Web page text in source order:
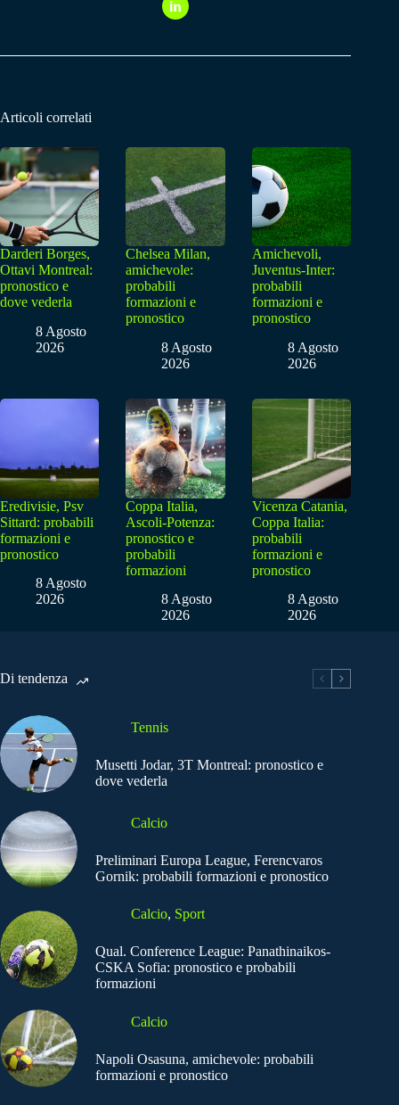
Articoli correlati
Darderi Borges,
Ottavi Montreal:
pronostico e
dove vederla
8 Agosto
2026
Chelsea Milan,
amichevole:
probabili
formazioni e
pronostico
8 Agosto
2026
Amichevoli,
Juventus-Inter:
probabili
formazioni e
pronostico
8 Agosto
2026
Eredivisie, Psv
Sittard: probabili
formazioni e
pronostico
8 Agosto
2026
Coppa Italia,
Ascoli-Potenza:
pronostico e
probabili
formazioni
8 Agosto
2026
Vicenza Catania,
Coppa Italia:
probabili
formazioni e
pronostico
8 Agosto
2026
Di tendenza
Tennis
Musetti Jodar, 3T Montreal: pronostico e
dove vederla
Calcio
Preliminari Europa League, Ferencvaros
Gornik: probabili formazioni e pronostico
Calcio, Sport
Qual. Conference League: Panathinaikos-
CSKA Sofia: pronostico e probabili
formazioni
Calcio
Napoli Osasuna, amichevole: probabili
formazioni e pronostico